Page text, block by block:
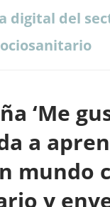
digital del
‘Me
a
mundo
y